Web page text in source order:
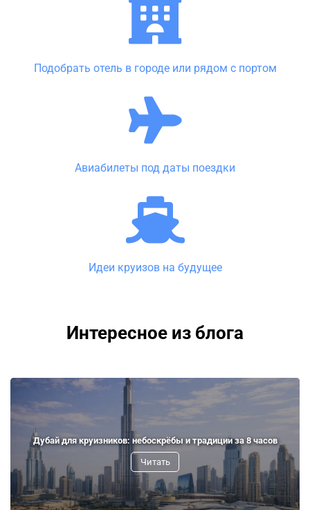
Подобрать отель в городе или рядом с портом
Авиабилеты под даты поездки
Идеи круизов на будущее
Интересное из блога
Дубай для круизников: небоскрёбы и традиции за 8 часов
Читать